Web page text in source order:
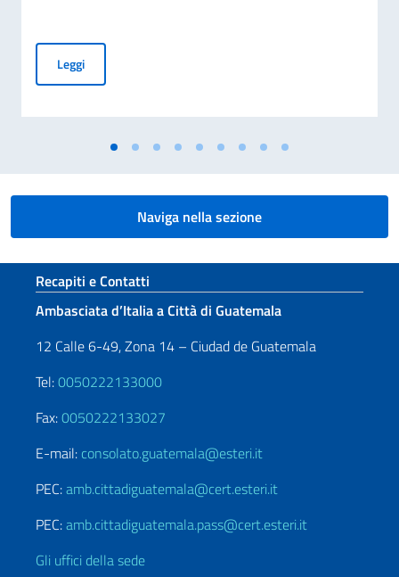
LeggiAvviso di pubblicità per contributi a soggetti privati per
Naviga nella sezione
Sezione footer
Recapiti e Contatti
Ambasciata d’Italia a Città di Guatemala
12 Calle 6-49, Zona 14 – Ciudad de Guatemala
Tel:0050222133000
Fax:0050222133027
E-mail: consolato.guatemala@esteri.it
PEC:amb.cittadiguatemala@cert.esteri.it
PEC:amb.cittadiguatemala.pass@cert.esteri.it
Gli uffici della sede